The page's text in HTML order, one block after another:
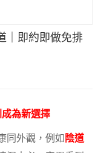
｜即約即做免排
為新選擇
同外觀，例如 陰道